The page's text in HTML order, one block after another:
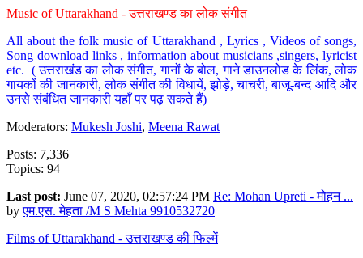
Music of Uttarakhand - उत्तराखण्ड का लोक संगीत
All about the folk music of Uttarakhand , Lyrics , Videos of songs,
Song download links , information about musicians ,singers, lyricist
etc. ( उत्तराखंड का लोक संगीत, गानों के बोल, गाने डाउनलोड के लिंक, लोक
गायकों की जानकारी, लोक संगीत की विधायें, झोड़े, चाचरी, बाजू-बन्द आदि और
उनसे संबंधित जानकारी यहाँ पर पढ़ सकते हैं)
Moderators: Mukesh Joshi, Meena Rawat
Posts: 7,336
Topics: 94
Last post: June 07, 2020, 02:57:24 PM Re: Mohan Upreti - मोहन ...
byएम.एस. मेहता /M S Mehta 9910532720
Films of Uttarakhand - उत्तराखण्ड की फिल्में